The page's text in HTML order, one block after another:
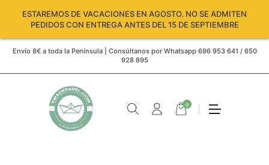
ESTAREMOS DE VACACIONES EN AGOSTO. NO SE ADMITEN
PEDIDOS CON ENTREGA ANTES DEL 15 DE SEPTIEMBRE
Envío 8€ a toda la Península | Consúltanos por Whatsapp 696 953 641 / 650
928 895
0